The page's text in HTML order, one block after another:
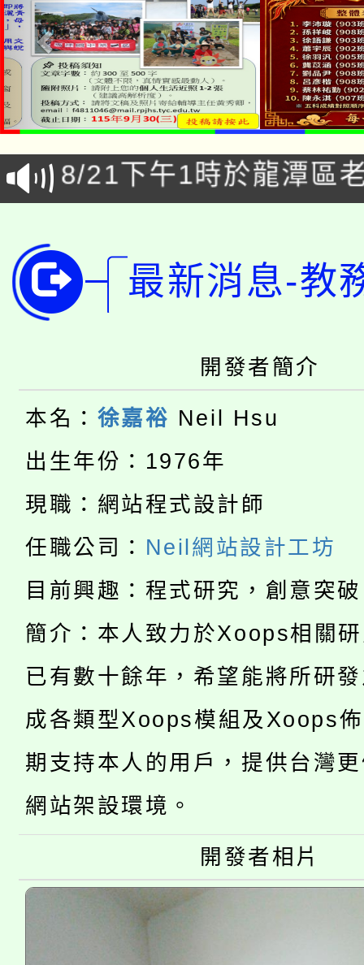
「本色祭」8/29、30在
場熱烈登場!
8/21下午1時於龍潭區
徵才活動。
YOUNG桃局內行報名
局官網。
開!
115年桃園市運動會8/
視費優惠，中低收入戶
半價優惠，詳情可洽有
者。
大園自造教育及科技
份教師增能研習
大溪自造教育及科技中
份教師研習
淨零綠生活教案入校路
會
115年食農教育專業人
程
場熱烈登場!
YOUNG桃局內行報名
8月14至27日，桃園電
開!
115年桃園市運動會8/
田徑場及游泳池舉行。
桃園市低收入戶享有免
視費優惠，中低收入戶
半價優惠，詳情可洽有
大園自造教育及科技中
份教師增能研習
大溪自造教育及科技中
份教師研習
淨零綠生活教案入校路
會
115年食農教育專業人
最新消息-教
開發者簡介
本名： 徐嘉裕 Neil Hsu
出生年份：1976年
現職：網站程式設計師
任職公司： Neil網站設計工坊
目前興趣：程式研究，創意突
簡介：本人致力於Xoops相關
已有數十餘年，希望能將所研
成各類型Xoops模組及Xoops
期支持本人的用戶，提供台灣
網站架設環境。
開發者相片